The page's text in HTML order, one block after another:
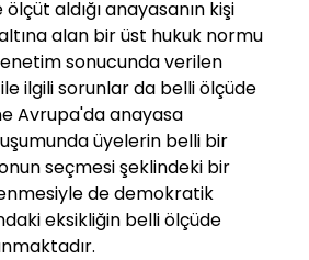
ölçüt aldığı anayasanın kişi
alan bir üst hukuk normu
sonucunda verilen
ilgili sorunlar da belli ölçüde
Avrupa'da anayasa
üyelerin belli bir
seçmesi şeklindeki bir
de demokratik
eksikliğin belli ölçüde